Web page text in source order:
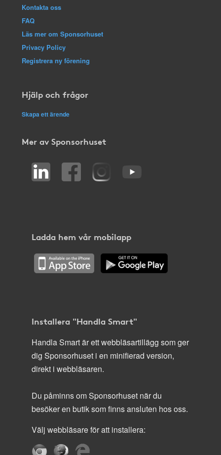
Kontakta oss
FAQ
Läs mer om Sponsorhuset
Privacy Policy
Registrera ny förening
Hjälp och frågor
Skapa ett ärende
Mer av Sponsorhuset
Ladda hem vår mobilapp
Installera "Handla Smart"
Handla Smart är ett webbläsartillägg som ger
dig Sponsorhuset i en minifierad version,
direkt i webbläsaren.
Du påminns om Sponsorhuset när du
besöker en butik som finns ansluten hos oss.
Välj webbläsare för att installera: